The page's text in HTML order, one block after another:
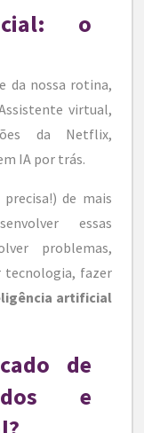
o
da nossa rotina,
virtual,
da Netflix,
IA por trás.
de mais
essas
problemas,
tecnologia, fazer
artificial
de
e